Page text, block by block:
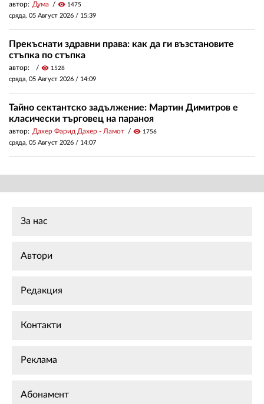
автор: Дума visibility 1475
сряда, 05 Август 2026 / 15:39
Прекъснати здравни права: как да ги възстановите
стъпка по стъпка
автор: visibility 1528
сряда, 05 Август 2026 / 14:09
Тайно сектантско задължение: Мартин Димитров е
класически търговец на параноя
автор: Дахер Фарид Дахер - Ламот visibility 1756
сряда, 05 Август 2026 / 14:07
За нас
Автори
Редакция
Контакти
Реклама
Абонамент